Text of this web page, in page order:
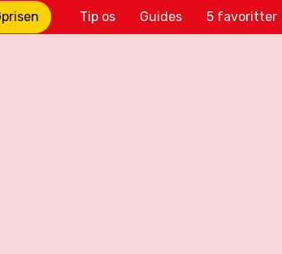
Tip os Guides 5 favoritter